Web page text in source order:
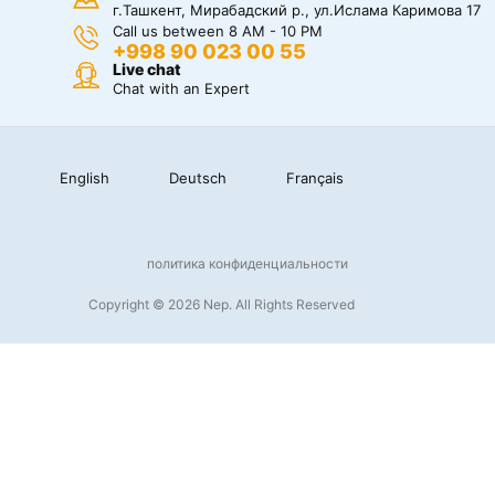
г.Ташкент, Мирабадский р., ул.Ислама Каримова 17
Call us between 8 AM - 10 PM
+998 90 023 00 55
Live chat
Chat with an Expert
English Deutsch Français
Copyright © 2026 Nep. All Rights Reserved
политика конфиденциальности